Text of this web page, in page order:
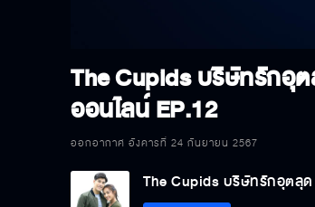
The Cupids บริษัทรักอุ
ออนไลน์EP.12
ออกอากาศ อังคารที่ 24 กันยายน 2567
The Cupids บริษัทรักอุตลุ